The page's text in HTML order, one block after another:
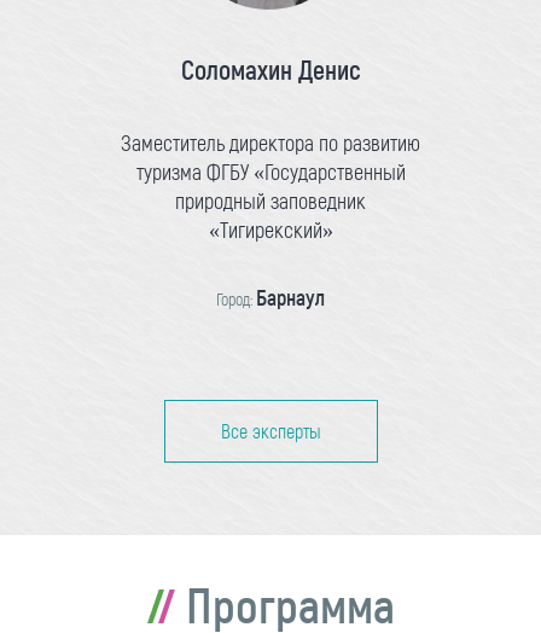
Соломахин Денис
Заместитель директора по развитию
туризма ФГБУ «Государственный
природный заповедник
«Тигирекский»
Город: Барнаул
Все эксперты
Программа